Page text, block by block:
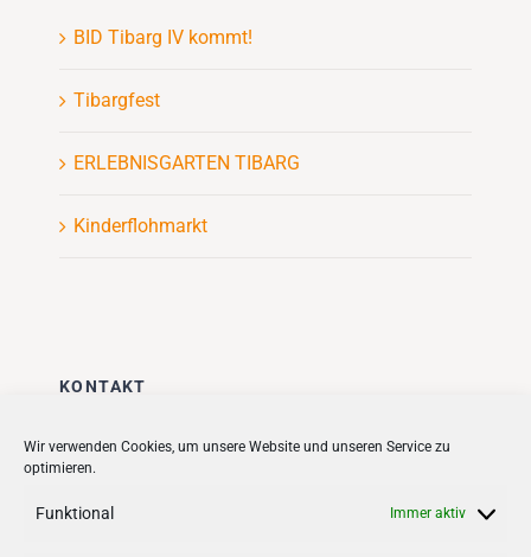
Wir verwenden Cookies, um unsere Website und unseren Service zu
optimieren.
Funktional Immer aktiv
BID Tibarg IV kommt!
Tibargfest
ERLEBNISGARTEN TIBARG
Kinderflohmarkt
KONTAKT
Stadt + Handel City- und
Quartiersmanagement